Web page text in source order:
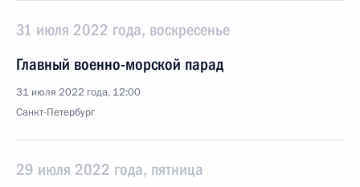
31 июля 2022 года, воскресенье
Главный военно-морской парад
31 июля 2022 года, 12:00
Санкт-Петербург
29 июля 2022 года, пятница